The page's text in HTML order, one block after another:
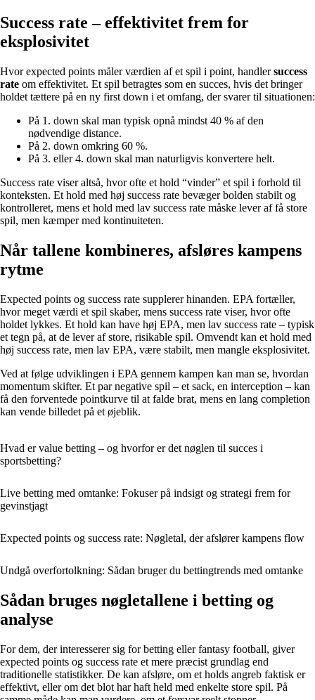
Success rate – effektivitet frem for
eksplosivitet
Hvor expected points måler værdien af et spil i point, handlersuccess
rate om effektivitet. Et spil betragtes som en succes, hvis det bringer
holdet tættere på en ny first down i et omfang, der svarer til situationen:
På 1. down skal man typisk opnå mindst 40 % af den
nødvendige distance.
På 2. down omkring 60 %.
På 3. eller 4. down skal man naturligvis konvertere helt.
Success rate viser altså, hvor ofte et hold “vinder” et spil i forhold til
konteksten. Et hold med høj success rate bevæger bolden stabilt og
kontrolleret, mens et hold med lav success rate måske lever af få store
spil, men kæmper med kontinuiteten.
Når tallene kombineres, afsløres kampens
rytme
Expected points og success rate supplerer hinanden. EPA fortæller,
hvor meget værdi et spil skaber, mens success rate viser, hvor ofte
holdet lykkes. Et hold kan have høj EPA, men lav success rate – typisk
et tegn på, at de lever af store, risikable spil. Omvendt kan et hold med
høj success rate, men lav EPA, være stabilt, men mangle eksplosivitet.
Ved at følge udviklingen i EPA gennem kampen kan man se, hvordan
momentum skifter. Et par negative spil – et sack, en interception – kan
få den forventede pointkurve til at falde brat, mens en lang completion
kan vende billedet på et øjeblik.
Hvad er value betting – og hvorfor er det nøglen til succes i
sportsbetting?
Live betting med omtanke: Fokuser på indsigt og strategi frem for
gevinstjagt
Expected points og success rate: Nøgletal, der afslører kampens flow
Undgå overfortolkning: Sådan bruger du bettingtrends med omtanke
Sådan bruges nøgletallene i betting og
analyse
For dem, der interesserer sig for betting eller fantasy football, giver
expected points og success rate et mere præcist grundlag end
traditionelle statistikker. De kan afsløre, om et holds angreb faktisk er
effektivt, eller om det blot har haft held med enkelte store spil. På